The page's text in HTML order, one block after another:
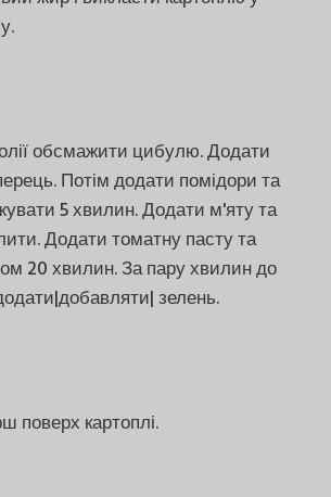
обсмажити цибулю. Додати
Потім додати помідори та
5 хвилин. Додати м'яту та
Додати томатну пасту та
20 хвилин. За пару хвилин до
зелень.
поверх картоплі.